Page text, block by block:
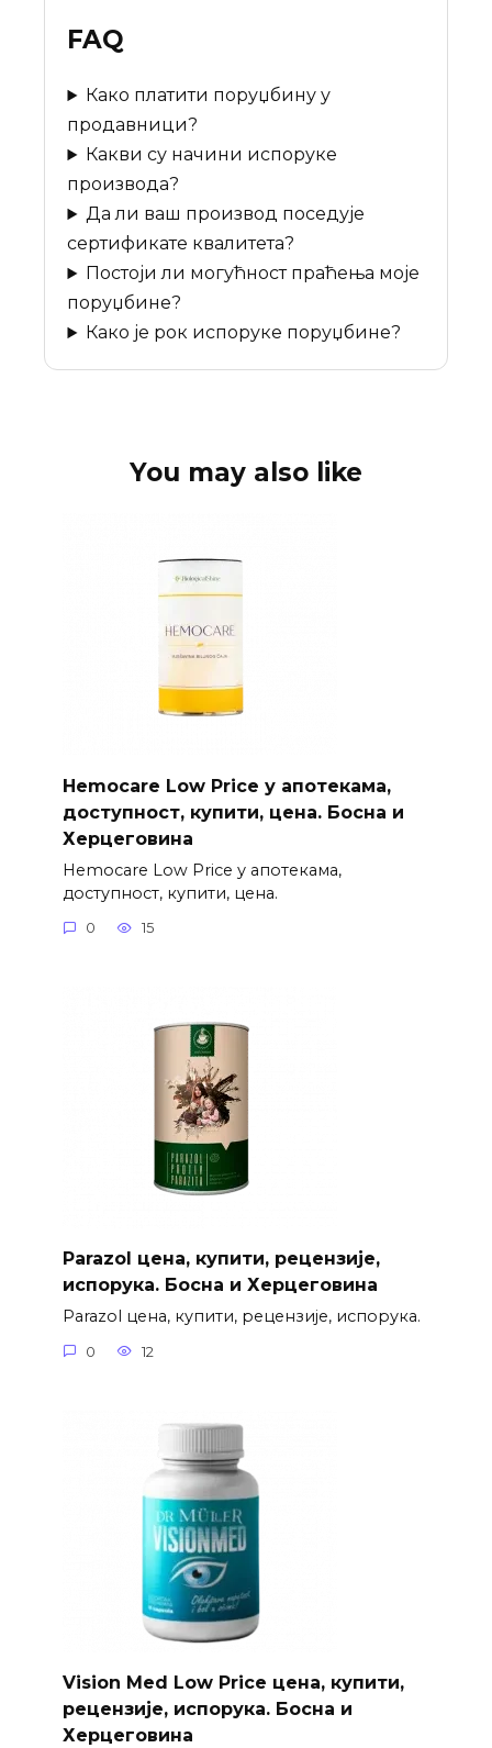
FAQ
Како платити поруџбину у
продавници?
Какви су начини испоруке
производа?
Да ли ваш производ поседује
сертификате квалитета?
Постоји ли могућност праћења моје
поруџбине?
Како је рок испоруке поруџбине?
You may also like
Hemocare Low Price у апотекама,
доступност, купити, цена. Босна и
Херцеговина
Hemocare Low Price у апотекама,
доступност, купити, цена.
0 15
Parazol цена, купити, рецензије,
испорука. Босна и Херцеговина
Parazol цена, купити, рецензије, испорука.
0 12
Vision Med Low Price цена, купити,
рецензије, испорука. Босна и
Херцеговина